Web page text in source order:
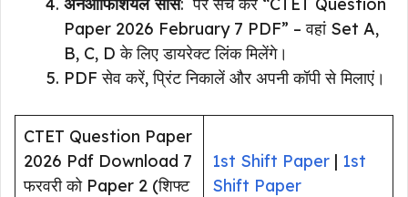
Paper 2026 February 7 PDF” – वहां Set A,
B, C, D के लिए डायरेक्ट लिंक मिलेंगे।
PDF सेव करें, प्रिंट निकालें और अपनी कॉपी से मिलाएं।
CTET Question Paper
2026 Pdf Download 7
फरवरी को Paper 2 (शिफ्ट
1st Shift Paper | 1st
Shift Paper